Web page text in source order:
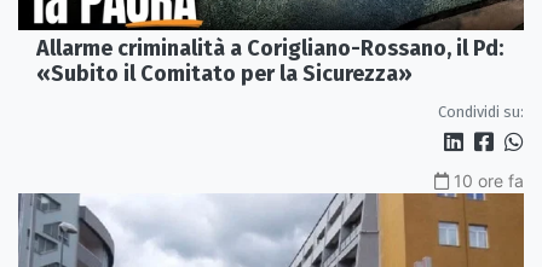
Allarme criminalità a Corigliano-Rossano, il Pd:
«Subito il Comitato per la Sicurezza»
Condividi su:
10 ore fa